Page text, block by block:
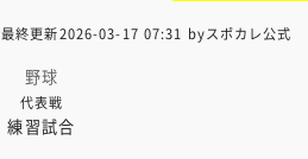
最終更新2026-03-17 07:31 byスポカレ公式
野球
代表戦
練習試合